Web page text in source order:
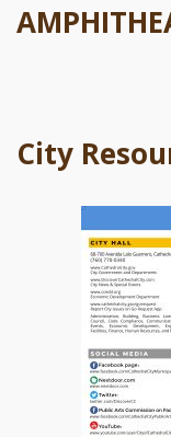
City